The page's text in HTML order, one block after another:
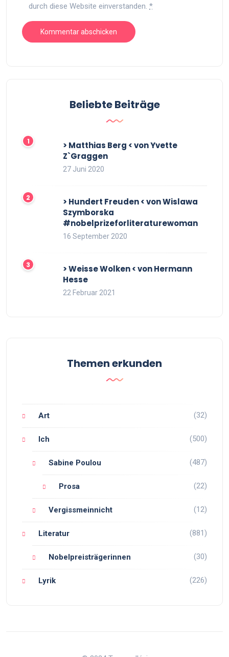
durch diese Website einverstanden. *
Beliebte Beiträge
> Matthias Berg < von Yvette
Z`Graggen
27 Juni 2020
> Hundert Freuden < von Wislawa
Szymborska
#nobelprizeforliteraturewoman
16 September 2020
> Weisse Wolken < von Hermann
Hesse
22 Februar 2021
Themen erkunden
Art (32)
Ich (500)
Sabine Poulou (487)
Prosa (22)
Vergissmeinnicht (12)
Literatur (881)
Nobelpreisträgerinnen (30)
Lyrik (226)